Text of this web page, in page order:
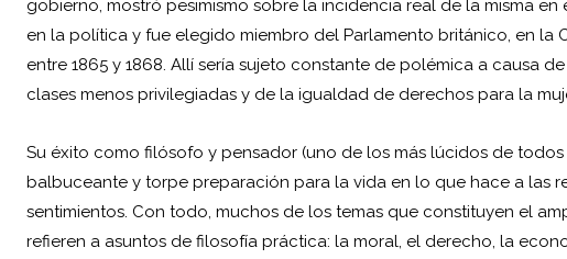
gobierno, mostró pesimismo sobre la incidencia real de la misma
en la política y fue elegido miembro del Parlamento británico, en la
entre 1865 y 1868. Allí sería sujeto constante de polémica a causa
clases menos privilegiadas y de la igualdad de derechos para la
Su éxito como filósofo y pensador (uno de los más lúcidos de
balbuceante y torpe preparación para la vida en lo que hace a las
sentimientos. Con todo, muchos de los temas que constituyen el
refieren a asuntos de filosofía práctica: la moral, el derecho, la